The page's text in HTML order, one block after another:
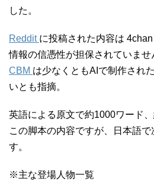
した。
Reddit に投稿された内容は
情報の信憑性が担保されていま
CBM は少なくともAIで制作され
いとも指摘。
英語による原文で約1000ワード
この脚本の内容ですが、日本語で
す。
※主な登場人物一覧